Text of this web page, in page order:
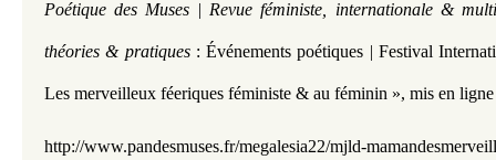
Poétique des Muses | Revue féministe, internationale &
théories & pratiques : Événements poétiques | Festival
Les merveilleux féeriques féministe & au féminin », mis en
http://www.pandesmuses.fr/megalesia22/mjld-